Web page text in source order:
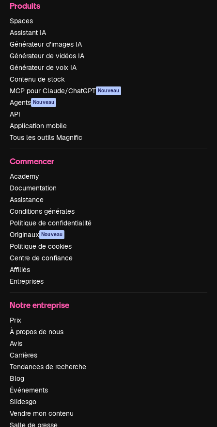
Produits
Spaces
Assistant IA
Générateur d’images IA
Générateur de vidéos IA
Générateur de voix IA
Contenu de stock
MCP pour Claude/ChatGPT Nouveau
Agents Nouveau
API
Application mobile
Tous les outils Magnific
Commencer
Academy
Documentation
Assistance
Conditions générales
Politique de confidentialité
Originaux Nouveau
Politique de cookies
Centre de confiance
Affiliés
Entreprises
Notre entreprise
Prix
À propos de nous
Avis
Carrières
Tendances de recherche
Blog
Événements
Slidesgo
Vendre mon contenu
Salle de presse